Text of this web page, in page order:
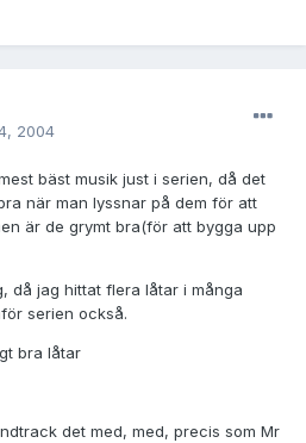
2004
bäst musik just i serien, då det
när man lyssnar på dem för att
är de grymt bra(för att bygga upp
då jag hittat flera låtar i många
serien också.
bra låtar
det med, med, precis som Mr